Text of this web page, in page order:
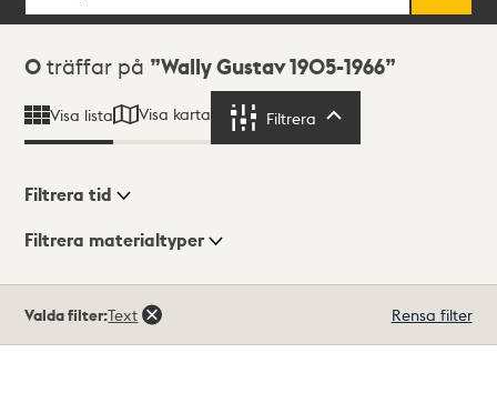
Sökresultat
0 träffar på Wally Gustav 1905-1966
Visa lista Visa karta Filtrera
Visningsläge
Filtrera tid
Filtrera materialtyper
träffar
Valda filter:Text Rensa filter